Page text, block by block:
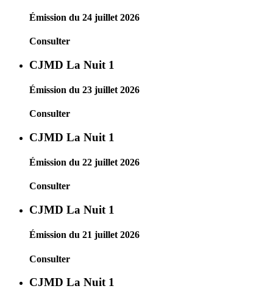
Émission du 24 juillet 2026
Consulter
CJMD La Nuit 1
Émission du 23 juillet 2026
Consulter
CJMD La Nuit 1
Émission du 22 juillet 2026
Consulter
CJMD La Nuit 1
Émission du 21 juillet 2026
Consulter
CJMD La Nuit 1